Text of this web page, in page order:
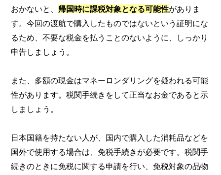
おかないと、 帰国時に課税対象となる可能性がありま
す。今回の渡航で購入したものではないという証明にな
るため、不要な税金を払うことのないように、しっかり
申告しましょう。
また、多額の現金はマネーロンダリングを疑われる可能
性があります。税関手続きをして正当なお金であると示
しましょう。
日本国籍を持たない人が、国内で購入した消耗品などを
国外で使用する場合は、免税手続きが必要です。税関手
続きのときに免税に関する申請を行い、免税対象の品物